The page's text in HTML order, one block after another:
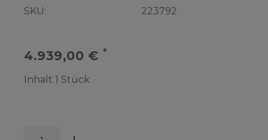
SKU:
223792
4.939,00 € *
Inhalt 1 Stück